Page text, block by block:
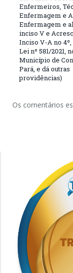
Enfermeiros,
Enfermagem e
Enfermagem e
inciso V e
Inciso V-A no 4º,
Lei nº 581/2021,
Município de
Pará, e dá outras
providências)
Os comentários